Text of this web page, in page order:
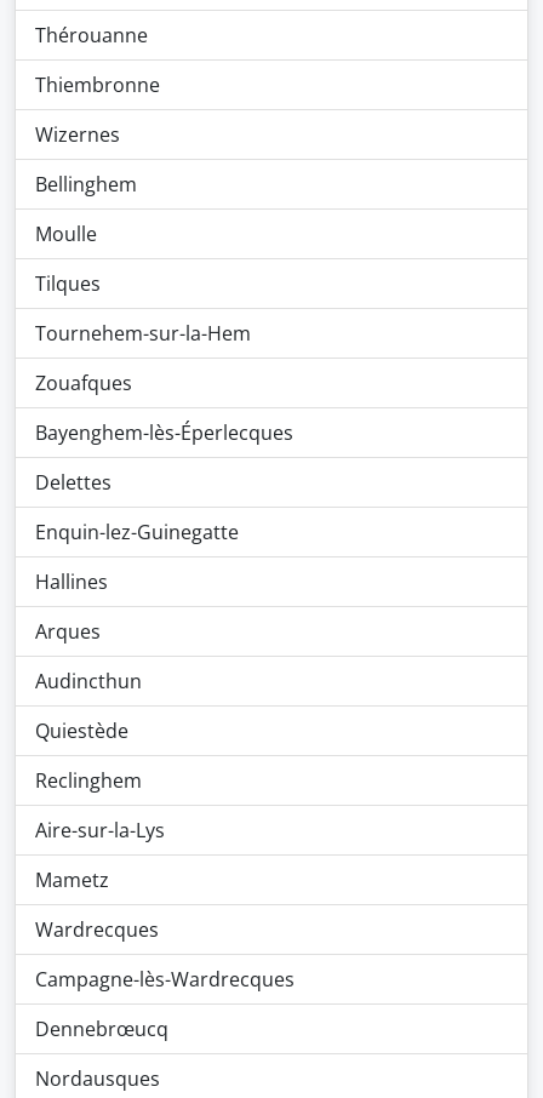
Thérouanne
Thiembronne
Wizernes
Bellinghem
Moulle
Tilques
Tournehem-sur-la-Hem
Zouafques
Bayenghem-lès-Éperlecques
Delettes
Enquin-lez-Guinegatte
Hallines
Arques
Audincthun
Quiestède
Reclinghem
Aire-sur-la-Lys
Mametz
Wardrecques
Campagne-lès-Wardrecques
Dennebrœucq
Nordausques